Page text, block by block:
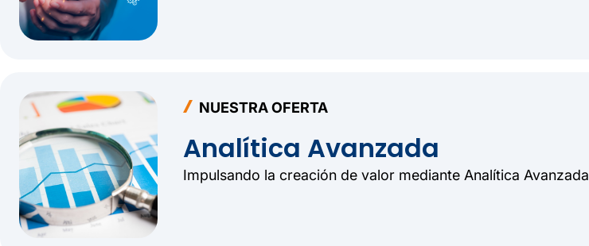
NUESTRA OFERTA
Analítica Avanzada
Impulsando la creación de valor mediante Analítica Avanzada